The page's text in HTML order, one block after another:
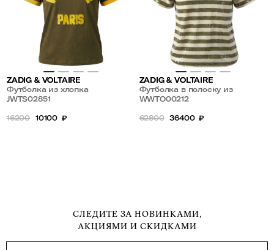
ZADIG & VOLTAIRE
Футболка из хлопка
JWTS02851
16200 10100 ₽
ZADIG & VOLTAIRE
Футболка в полоску из
пайеток
WWTO00212
62800 36400 ₽
СЛЕДИТЕ ЗА НОВИНКАМИ,
АКЦИЯМИ И СКИДКАМИ